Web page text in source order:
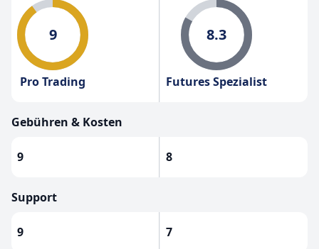
9
Pro Trading
8.3
Futures Spezialist
Gebühren & Kosten
9 8
Support
9 7